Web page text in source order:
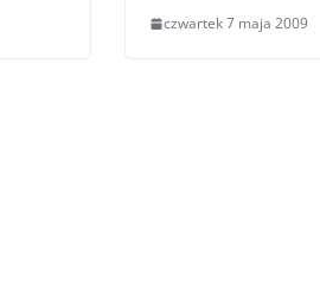
czwartek 7 maja 2009